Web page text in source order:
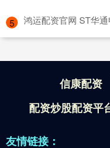
5 鸿运配资官网 ST华
信康配资
配资炒股配资平
友情链接：